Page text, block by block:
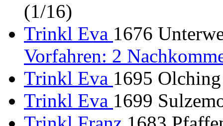
(1/16)
Trinkl Eva 1676
Vorfahren: 2
Trinkl Eva 1695
Trinkl Eva 1699